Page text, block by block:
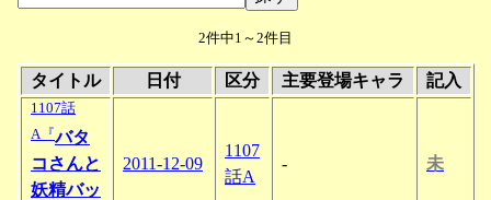
2件中1～2件目
タイトル 日付 区分 主要登場キャラ 記入
1107話
A『バタ
コさんと
妖精バッ
2011-12-09
1107
話A
- 未